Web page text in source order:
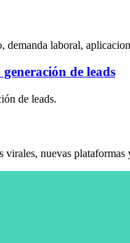
laboral,
de leads
de leads.
virales, nuevas